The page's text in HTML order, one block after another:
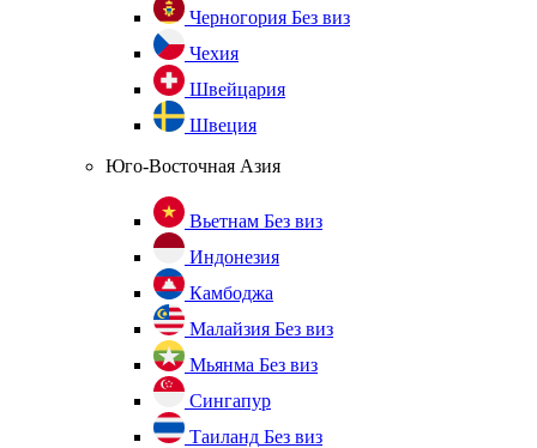
Черногория Без виз
Чехия
Швейцария
Швеция
Юго-Восточная Азия
Вьетнам Без виз
Индонезия
Камбоджа
Малайзия Без виз
Мьянма Без виз
Сингапур
Таиланд Без виз